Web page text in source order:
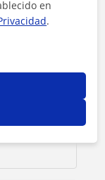
en
.